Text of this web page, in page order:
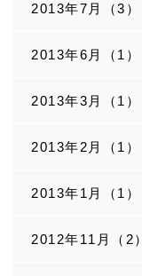
2013年7月（3）
2013年6月（1）
2013年3月（1）
2013年2月（1）
2013年1月（1）
2012年11月（2）